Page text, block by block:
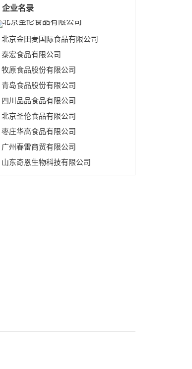
企业名录
北京金田麦国际食品有限公司
泰宏食品有限公司
牧原食品股份有限公司
青岛食品股份有限公司
四川品品食品有限公司
北京圣伦食品有限公司
枣庄华高食品有限公司
广州春雷商贸有限公司
山东奇恩生物科技有限公司